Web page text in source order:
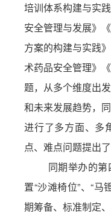
培训体系构建与实
安全管理与发展》
方案的构建与实践
术药品安全管理》
题，从多个维度出
和未来发展趋势，
进行了多方面、多
点、难点问题提出
同期举办的
置“沙滩椅位”、“
期筹备、标准制定